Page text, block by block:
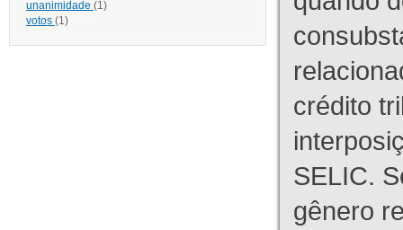
unanimidade (1)
votos (1)
crédito
SELIC.
gênero